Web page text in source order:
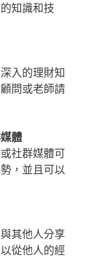
知識和技
入的理財知
問或老師請
體
社群媒體可
，並且可以
其他人分享
從他人的經